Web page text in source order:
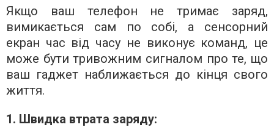
Якщо ваш телефон не тримає заряд,
вимикається сам по собі, а сенсорний
екран час від часу не виконує команд, це
може бути тривожним сигналом про те, що
ваш гаджет наближається до кінця свого
життя.
1. Швидка втрата заряду: